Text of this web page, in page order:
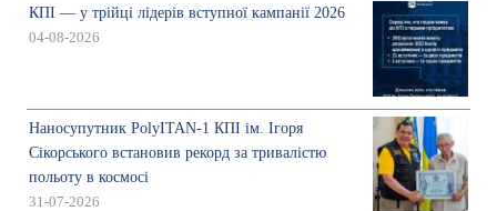
КПІ — у трійці лідерів вступної кампанії 2026
04-08-2026
Наносупутник PolyITAN-1 КПІ ім. Ігоря
Сікорського встановив рекорд за тривалістю
польоту в космосі
31-07-2026